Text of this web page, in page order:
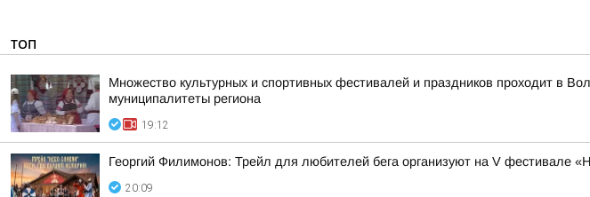
ТОП
Множество культурных и спортивных фестивалей и праздников проходит в
муниципалитеты региона
19:12
Георгий Филимонов: Трейл для любителей бега организуют на V фестивале
20:09